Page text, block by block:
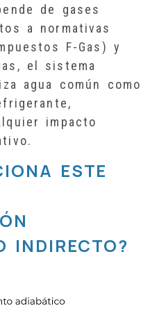
de gases
a normativas
F-Gas) y
el sistema
agua común como
impacto
ESTE
INDIRECTO?